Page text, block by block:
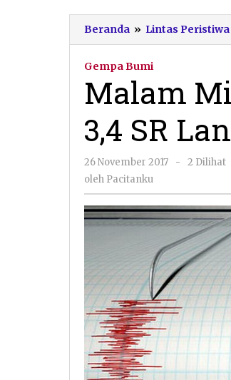
Beranda » Lintas Peristiwa
Gempa Bumi
Malam
3,4 SR
26 November 2017
oleh
-
2 Dilihat
oleh Pacitanku